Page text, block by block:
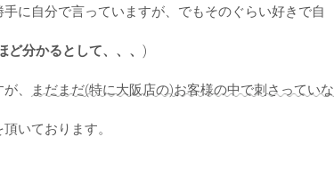
に自分で言っていますが、でもそのぐらい好きで自
ど分かるとして、、、 )
、
まだまだ(特に大阪店の)お客様の中で刺さっていな
いております。